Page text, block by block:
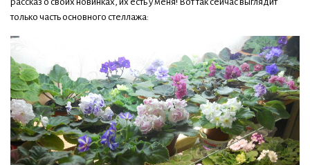
только часть основного стеллажа: